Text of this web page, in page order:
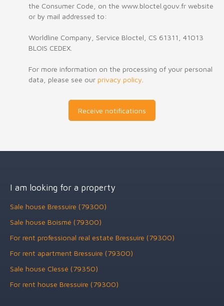
the Consumer Code, on the www.bloctel.gouv.fr website
or by mail addressed to:
Worldline Company, Service Bloctel, CS 61311, 41013
BLOIS CEDEX.
For more information on the processing of your personal
data, please see our privacy policy
Receive notifications
I am looking for a property
Sale house Bressuire (79300)
Sale house Boismé (79300)
For rent professional real estate Bressuire (79300)
For rent apartment Bressuire (79300)
Sale house Clessé (79350)
For rent house Bressuire (79300)